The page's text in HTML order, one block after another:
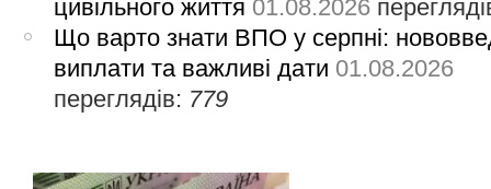
цивільного життя 01.08.2026
Що варто знати ВПО у серпні:
виплати та важливі дати 01.08.2026
переглядів: 779